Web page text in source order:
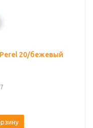
20/бежевый